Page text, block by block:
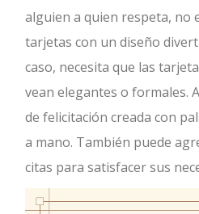
alguien a quien respeta, no
tarjetas con un diseño
caso, necesita que las
vean elegantes o formales.
de felicitación creada con
a mano. También puede
citas para satisfacer sus